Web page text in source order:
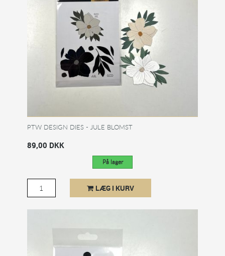
PTW DESIGN DIES - JULE BLOMST
89,00 DKK
På lager
LÆG I KURV